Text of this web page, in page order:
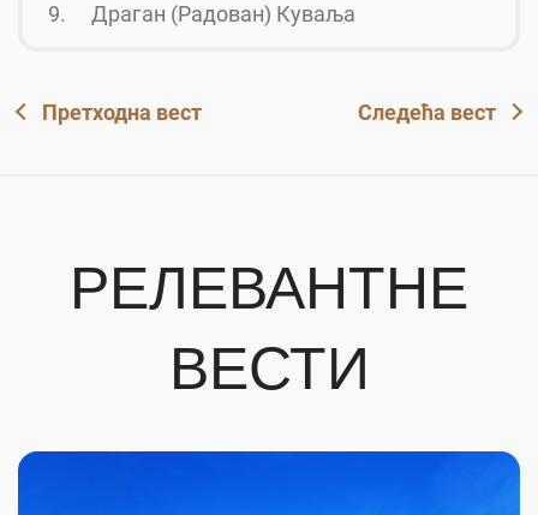
9. Драган (Радован) Куваља
Претходна вест Следећа вест
РЕЛЕВАНТНЕ
ВЕСТИ